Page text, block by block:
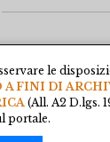
le
FINI DI
(All. A2 D.lgs.
portale.